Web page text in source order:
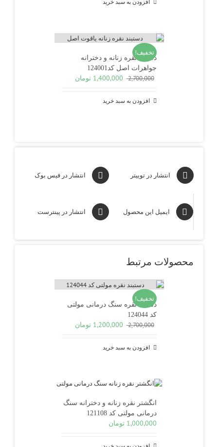
افزودن به سبد خرید
تخفیف!
دستبند نقره زنانه و دخترانه
جواهرات اصل کد124001
2,700,000
قیمت
بود.
1,400,000 تومان
افزودن به سبد خرید
انتشار در فیس بوک انتشار در توییتر
انتشار در پینترست ایمیل این محصول
محصولات مرتبط
تخفیف!
دستبند نقره سنگ درمانی مولتی
کد 124044
2,700,000
قیمت
بود.
1,200,000 تومان
افزودن به سبد خرید
انگشتر نقره زنانه و دخترانه سنگ
درمانی مولتی کد 121108
1,000,000 تومان